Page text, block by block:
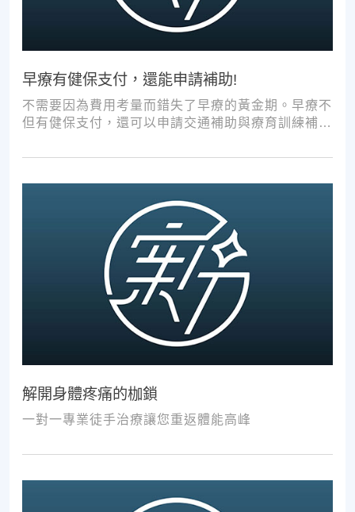
早療有健保支付，還能申請補助!
不需要因為費用考量而錯失了早療的黃金期。早療不
但有健保支付，還可以申請交通補助與療育訓練補
解開身體疼痛的枷鎖
一對一專業徒手治療讓您重返體能高峰